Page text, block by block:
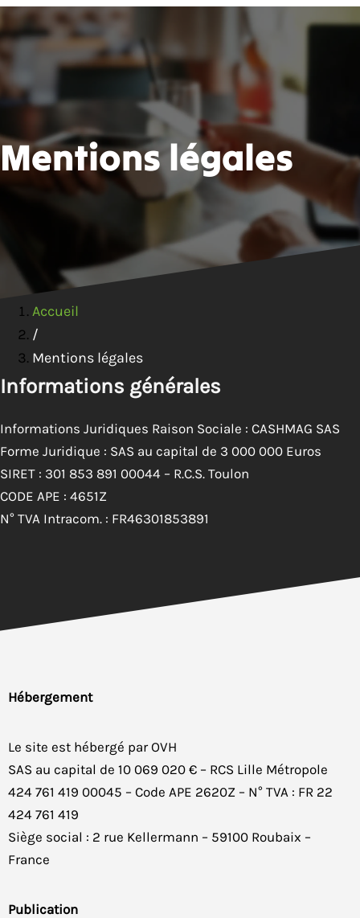
Aller
au
contenu
Mentions légales
Accueil
/
Mentions légales
Informations générales
Informations Juridiques Raison Sociale : CASHMAG SAS
Forme Juridique : SAS au capital de 3 000 000 Euros
SIRET : 301 853 891 00044 – R.C.S. Toulon
CODE APE : 4651Z
N° TVA Intracom. : FR46301853891
Hébergement
Le site est hébergé par OVH
SAS au capital de 10 069 020 € – RCS Lille Métropole
424 761 419 00045 – Code APE 2620Z – N° TVA : FR 22
424 761 419
Siège social : 2 rue Kellermann – 59100 Roubaix –
France
Publication